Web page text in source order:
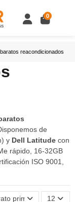
0
reacondicionados
de
y Dell Latitudecon
rápido, 16-32GB
ISO 9001,
primero 12